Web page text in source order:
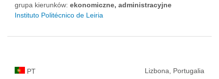
grupa kierunków: ekonomiczne, administracyjne
Instituto Politécnico de Leiria
PT Lizbona, Portugalia